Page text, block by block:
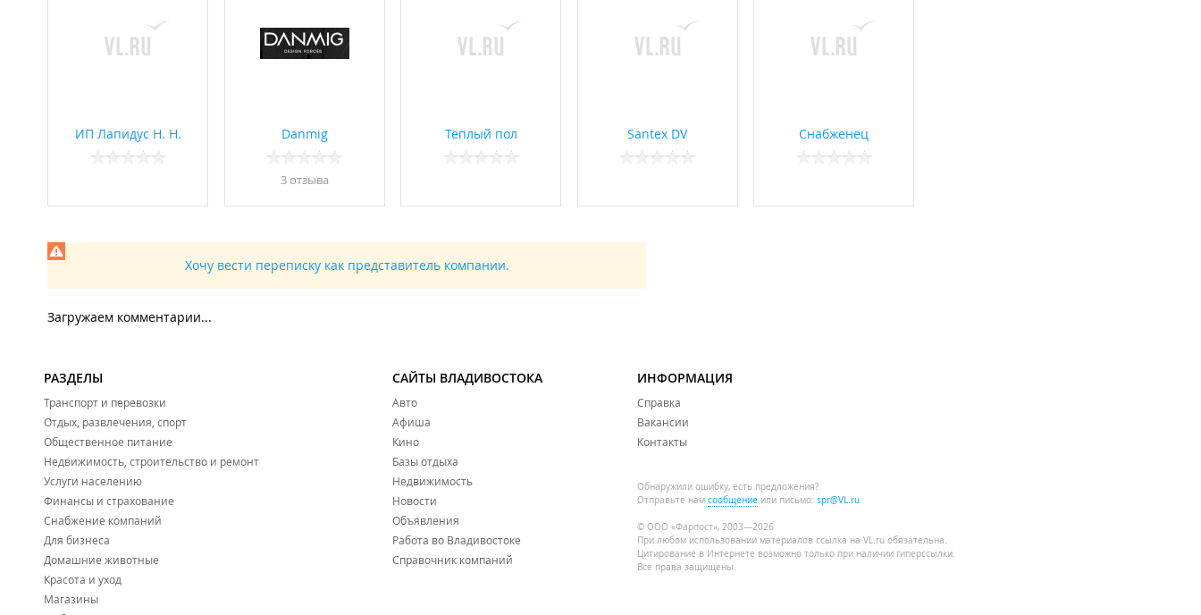
ИП Лапидус Н. Н. Danmig
3 отзывa
Тёплый пол Santex DV Снабженец
Хочу вести переписку как представитель компании.
Загружаем комментарии...
РАЗДЕЛЫ
Транспорт и перевозки
Отдых, развлечения, спорт
Общественное питание
Недвижимость, строительство и ремонт
Услуги населению
Финансы и страхование
Снабжение компаний
Для бизнеса
Домашние животные
Красота и уход
Магазины
САЙТЫ ВЛАДИВОСТОКА
Авто
Афиша
Кино
Базы отдыха
Недвижимость
Новости
Объявления
Работа во Владивостоке
Справочник компаний
ИНФОРМАЦИЯ
Справка
Вакансии
Контакты
Обнаружили ошибку, есть предложения?
Отправьте нам сообщение или письмо: spr@VL.ru
© ООО «Фарпост», 2003—2026
При любом использовании материалов ссылка на VL.ru обязательна.
Цитирование в Интернете возможно только при наличии гиперссылки.
Все права защищены.